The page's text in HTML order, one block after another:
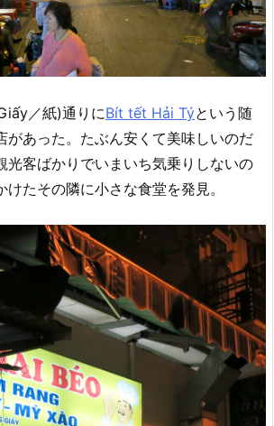
／紙)通りにBít tết Hải Týという随
があった。たぶん安くて美味しいのだ
光客ばかりでいまいち気乗りしないの
たその隣に小さな食堂を発見。